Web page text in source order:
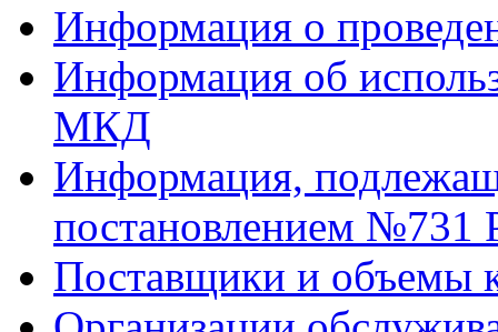
Информация о
Информация об
МКД
Информация,
постановлением №731
Поставщики и объемы